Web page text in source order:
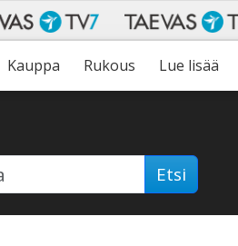
Kauppa Rukous Lue lisää
Etsi